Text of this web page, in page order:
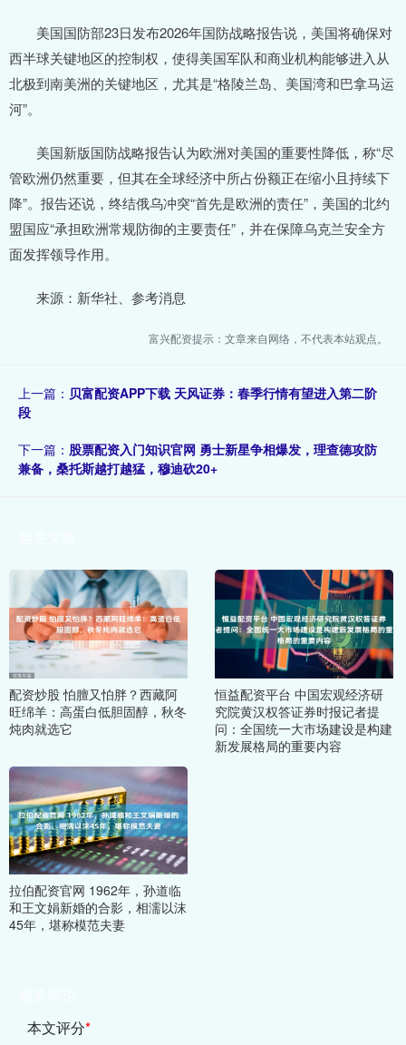
美国国防部23日发布2026年国防战略报告说，美国将确保对
西半球关键地区的控制权，使得美国军队和商业机构能够进入从
北极到南美洲的关键地区，尤其是“格陵兰岛、美国湾和巴拿马运
河”。
美国新版国防战略报告认为欧洲对美国的重要性降低，称“尽
管欧洲仍然重要，但其在全球经济中所占份额正在缩小且持续下
降”。报告还说，终结俄乌冲突“首先是欧洲的责任”，美国的北约
盟国应“承担欧洲常规防御的主要责任”，并在保障乌克兰安全方
面发挥领导作用。
来源：新华社、参考消息
富兴配资提示：文章来自网络，不代表本站观点。
上一篇： 贝富配资APP下载 天风证券：春季行情有望进入第二阶
段
下一篇： 股票配资入门知识官网 勇士新星争相爆发，理查德攻防
兼备，桑托斯越打越猛，穆迪砍20+
配资炒股 怕膻又怕胖？西藏阿
旺绵羊：高蛋白低胆固醇，秋冬
炖肉就选它
恒益配资平台 中国宏观经济研
究院黄汉权答证券时报记者提
问：全国统一大市场建设是构建
新发展格局的重要内容
拉伯配资官网 1962年，孙道临
和王文娟新婚的合影，相濡以沫
45年，堪称模范夫妻
本文评分*